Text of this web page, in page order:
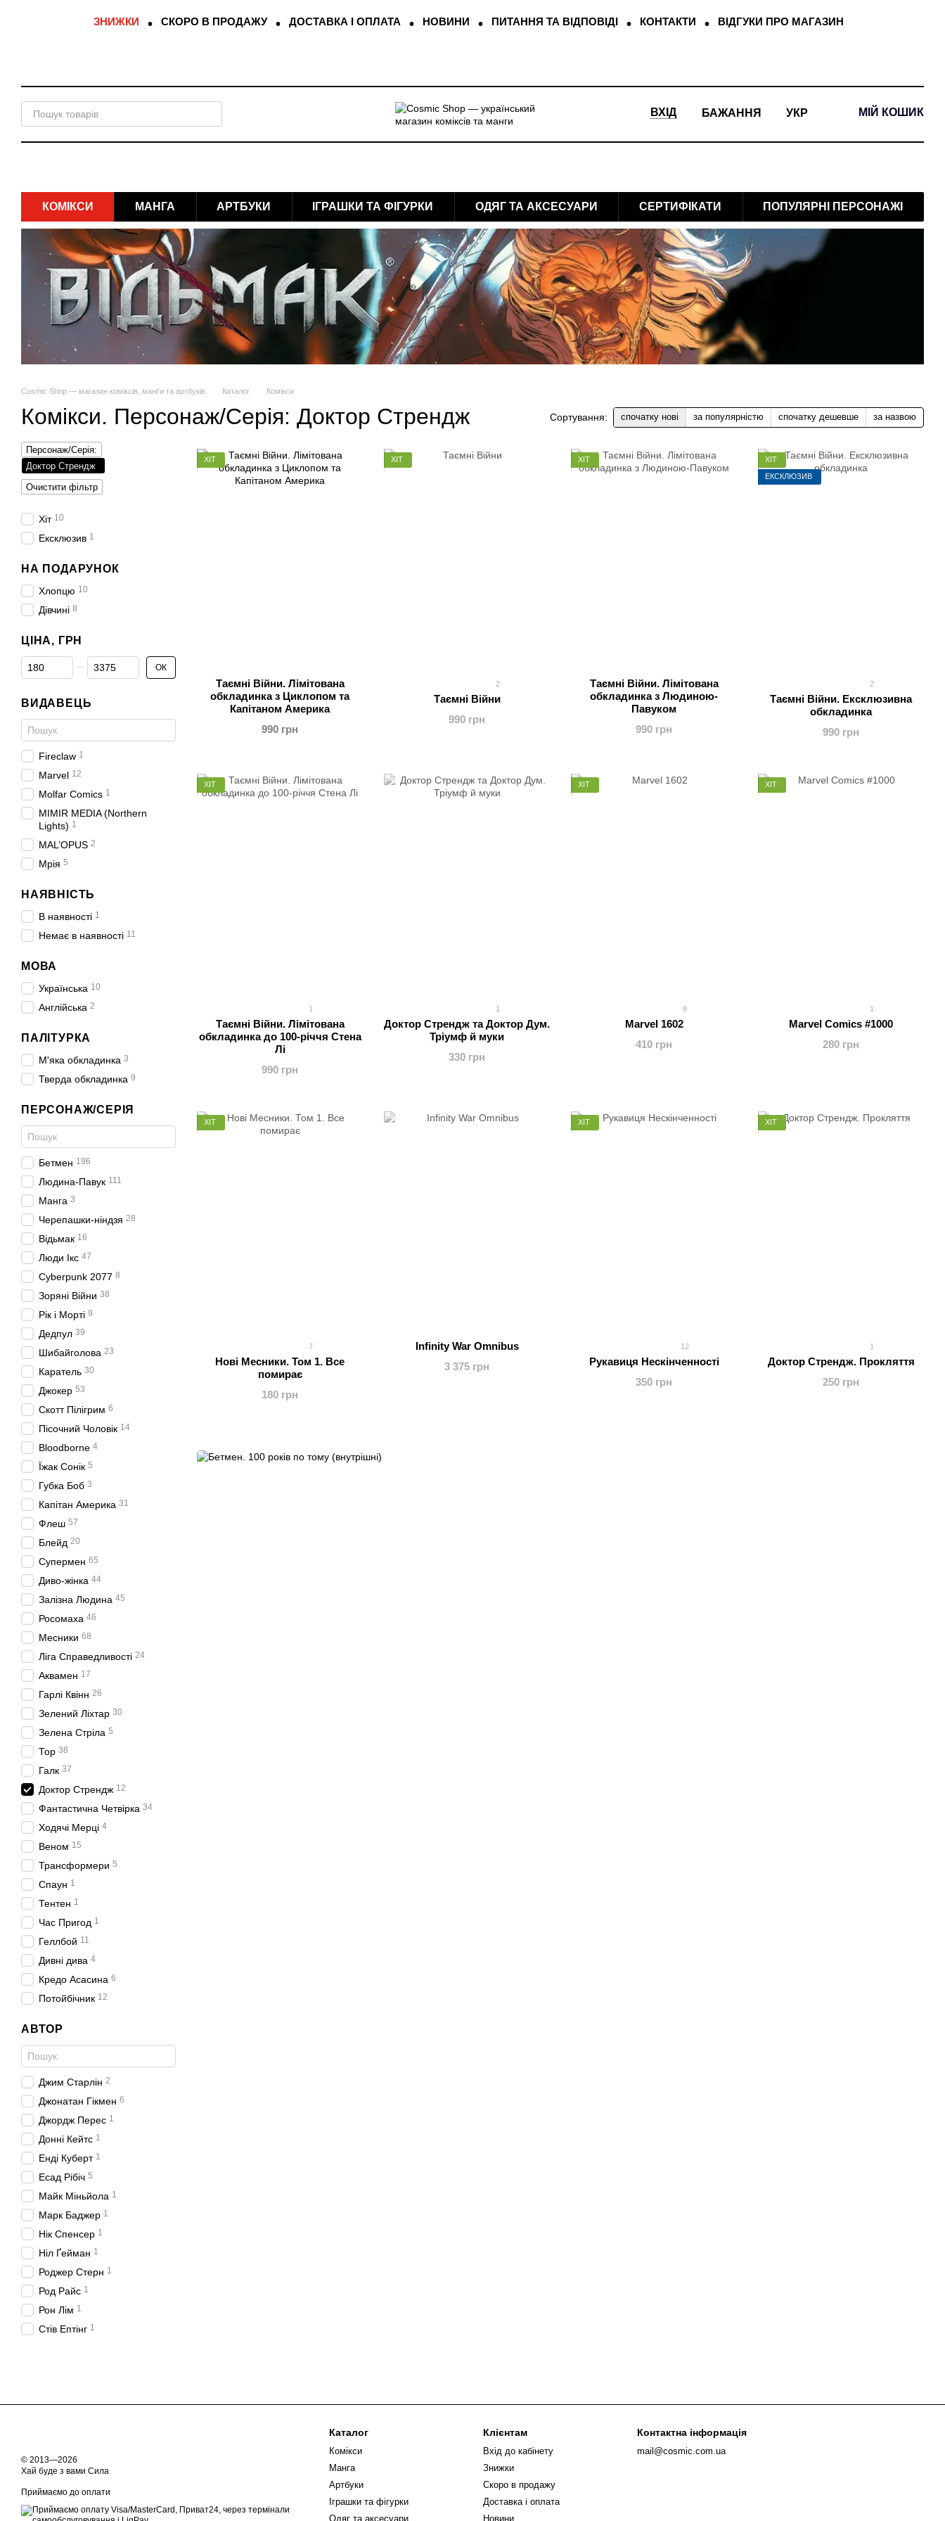
ЗНИЖКИ СКОРО В ПРОДАЖУ ДОСТАВКА І ОПЛАТА НОВИНИ ПИТАННЯ ТА ВІДПОВІДІ КОНТАКТИ ВІДГУКИ ПРО МАГАЗИН
ВХІД БАЖАННЯ УКР МІЙ КОШИК
КОМІКСИ МАНГА АРТБУКИ ІГРАШКИ ТА ФІГУРКИ ОДЯГ ТА АКСЕСУАРИ СЕРТИФІКАТИ ПОПУЛЯРНІ ПЕРСОНАЖІ
Cosmic Shop — магазин коміксів, манґи та артбуків Каталог Комікси
Комікси. Персонаж/Серія: Доктор Стрендж Сортування: спочатку нові за популярністю спочатку дешевше за назвою
ХІТ
Таємні Війни. Лімітована
обкладинка з Циклопом та
Капітаном Америка
990 грн
ХІТ
2
Таємні Війни
990 грн
ХІТ
Таємні Війни. Лімітована
обкладинка з Людиною-
Павуком
990 грн
ХІТ
ЕКСКЛЮЗИВ
2
Таємні Війни. Ексклюзивна
обкладинка
990 грн
ХІТ
1
Таємні Війни. Лімітована
обкладинка до 100-річчя Стена
Лі
990 грн
1
Доктор Стрендж та Доктор Дум.
Тріумф й муки
330 грн
ХІТ
8
Marvel 1602
410 грн
ХІТ
1
Marvel Comics #1000
280 грн
ХІТ
7
Нові Месники. Том 1. Все
помирає
180 грн
Infinity War Omnibus
3 375 грн
ХІТ
12
Рукавиця Нескінченності
350 грн
ХІТ
1
Доктор Стрендж. Прокляття
250 грн
Персонаж/Серія:
Доктор Стрендж
Очистити фільтр
Хіт 10
Ексклюзив 1
НА ПОДАРУНОК
Хлопцю 10
Дівчині 8
ЦІНА, ГРН
Від Ціна, грн
До Ціна, грн ОК
ВИДАВЕЦЬ
Fireclaw 1
Marvel 12
Molfar Comics 1
MIMIR MEDIA (Northern
Lights) 1
MAL’OPUS 2
Мрія 5
НАЯВНІСТЬ
В наявності 1
Немає в наявності 11
МОВА
Українська 10
Англійська 2
ПАЛІТУРКА
М'яка обкладинка 3
Тверда обкладинка 9
ПЕРСОНАЖ/СЕРІЯ
Бетмен 196
Людина-Павук 111
Манга 3
Черепашки-ніндзя 28
Відьмак 16
Люди Ікс 47
Cyberpunk 2077 8
Зоряні Війни 38
Рік і Морті 9
Дедпул 39
Шибайголова 23
Каратель 30
Джокер 53
Скотт Пілігрим 6
Пісочний Чоловік 14
Bloodborne 4
Їжак Сонік 5
Губка Боб 3
Капітан Америка 31
Флеш 57
Блейд 20
Супермен 65
Диво-жінка 44
Залізна Людина 45
Росомаха 46
Месники 68
Ліга Справедливості 24
Аквамен 17
Гарлі Квінн 26
Зелений Ліхтар 30
Зелена Стріла 5
Тор 38
Галк 37
Доктор Стрендж 12
Фантастична Четвірка 34
Ходячі Мерці 4
Веном 15
Трансформери 5
Спаун 1
Тентен 1
Час Пригод 1
Геллбой 11
Дивні дива 4
Кредо Асасина 6
Потойбічник 12
АВТОР
Джим Старлін 2
Джонатан Гікмен 6
Джордж Перес 1
Донні Кейтс 1
Енді Куберт 1
Есад Рібіч 5
Майк Міньйола 1
Марк Баджер 1
Нік Спенсер 1
Ніл Ґейман 1
Роджер Стерн 1
Род Райс 1
Рон Лім 1
Стів Ептінг 1
© 2013—2026
Хай буде з вами Сила
Приймаємо до оплати
Каталог
Комікси
Манга
Артбуки
Іграшки та фігурки
Одяг та аксесуари
Клієнтам
Вхід до кабінету
Знижки
Скоро в продажу
Доставка і оплата
Новини
Контактна інформація
mail@cosmic.com.ua